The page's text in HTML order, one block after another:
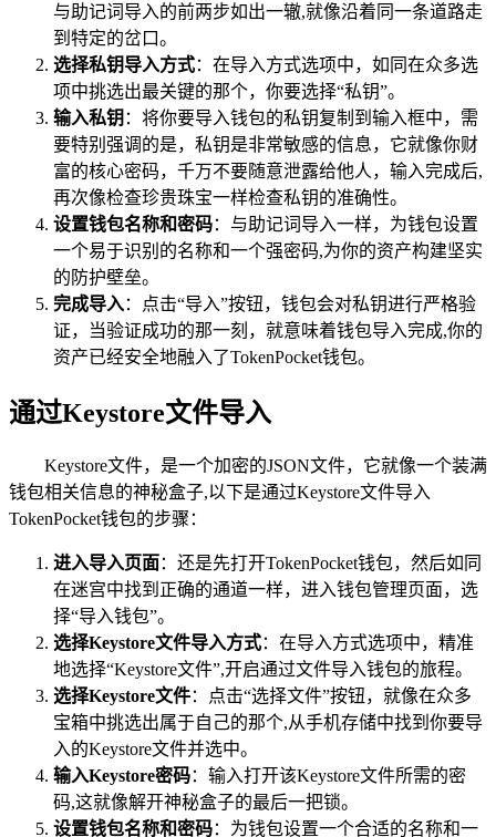
与助记词导入的前两步如出一辙,就像沿着同一条道路走
到特定的岔口。
选择私钥导入方式：在导入方式选项中，如同在众多选
项中挑选出最关键的那个，你要选择“私钥”。
输入私钥 ：将你要导入钱包的私钥复制到输入框中，需
要特别强调的是，私钥是非常敏感的信息，它就像你财
富的核心密码，千万不要随意泄露给他人，输入完成后,
再次像检查珍贵珠宝一样检查私钥的准确性。
设置钱包名称和密码：与助记词导入一样，为钱包设置
一个易于识别的名称和一个强密码,为你的资产构建坚实
的防护壁垒。
完成导入：点击“导入”按钮，钱包会对私钥进行严格验
证，当验证成功的那一刻，就意味着钱包导入完成,你的
资产已经安全地融入了TokenPocket钱包。
通过Keystore文件导入
Keystore文件，是一个加密的JSON文件，它就像一个装满
钱包相关信息的神秘盒子,以下是通过Keystore文件导入
TokenPocket钱包的步骤：
进入导入页面：还是先打开TokenPocket钱包，然后如同
在迷宫中找到正确的通道一样，进入钱包管理页面，选
择“导入钱包”。
选择Keystore文件导入方式：在导入方式选项中，精准
地选择“Keystore文件”,开启通过文件导入钱包的旅程。
选择Keystore文件：点击“选择文件”按钮，就像在众多
宝箱中挑选出属于自己的那个,从手机存储中找到你要导
入的Keystore文件并选中。
输入Keystore密码：输入打开该Keystore文件所需的密
码,这就像解开神秘盒子的最后一把锁。
设置钱包名称和密码：为钱包设置一个合适的名称和一